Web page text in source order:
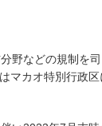
野などの規制を
マカオ特別行政